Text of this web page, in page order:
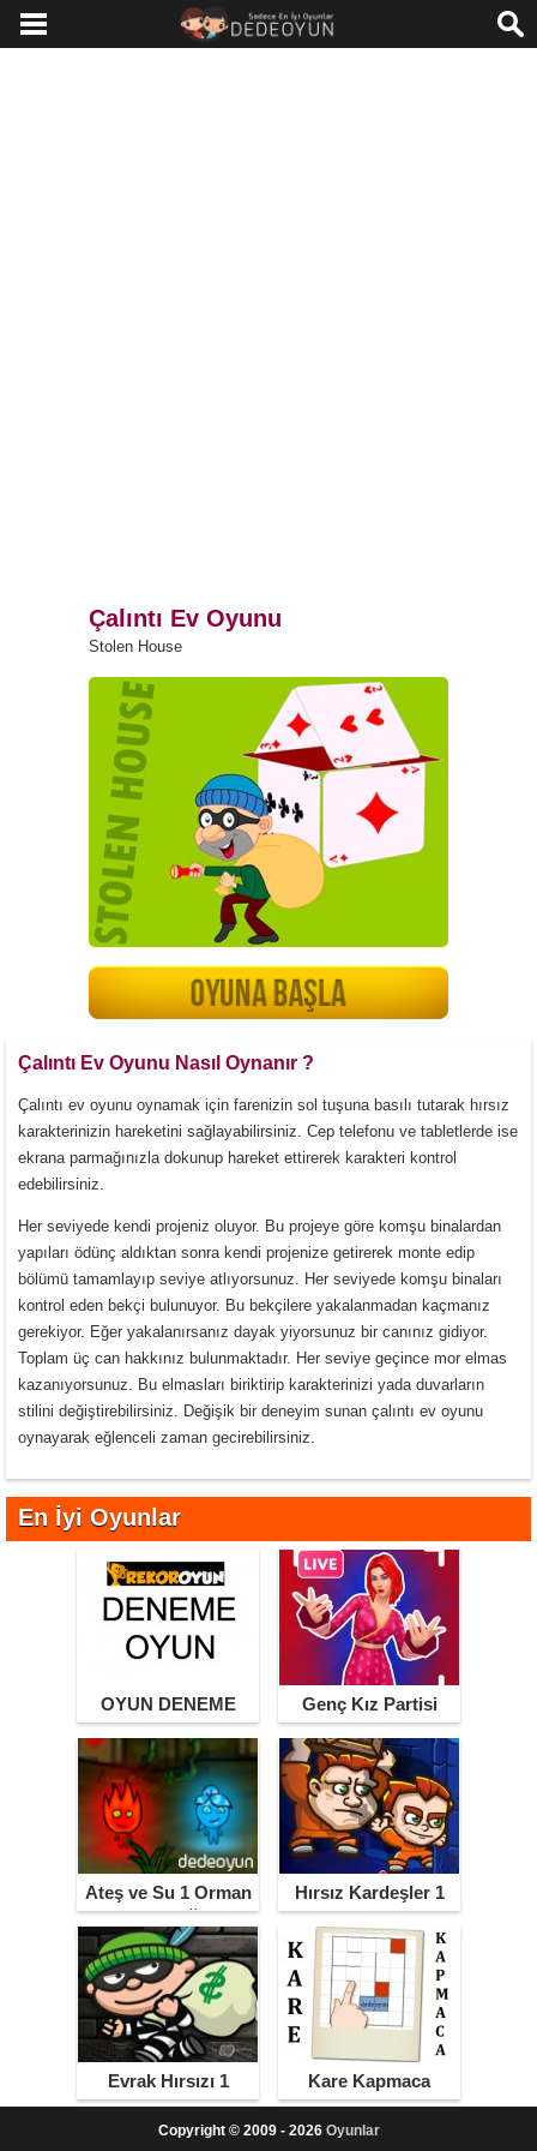
Çalıntı Ev Oyunu
Stolen House
Çalıntı Ev Oyunu Nasıl Oynanır ?
Çalıntı ev oyunu oynamak için farenizin sol tuşuna basılı tutarak hırsız
karakterinizin hareketini sağlayabilirsiniz. Cep telefonu ve tabletlerde ise
ekrana parmağınızla dokunup hareket ettirerek karakteri kontrol
edebilirsiniz.
Her seviyede kendi projeniz oluyor. Bu projeye göre komşu binalardan
yapıları ödünç aldıktan sonra kendi projenize getirerek monte edip
bölümü tamamlayıp seviye atlıyorsunuz. Her seviyede komşu binaları
kontrol eden bekçi bulunuyor. Bu bekçilere yakalanmadan kaçmanız
gerekiyor. Eğer yakalanırsanız dayak yiyorsunuz bir canınız gidiyor.
Toplam üç can hakkınız bulunmaktadır. Her seviye geçince mor elmas
kazanıyorsunuz. Bu elmasları biriktirip karakterinizi yada duvarların
stilini değiştirebilirsiniz. Değişik bir deneyim sunan çalıntı ev oyunu
oynayarak eğlenceli zaman gecirebilirsiniz.
En İyi Oyunlar
OYUN DENEME Genç Kız Partisi
Ateş ve Su 1 Orman
Tapınağı
Hırsız Kardeşler 1
Evrak Hırsızı 1 Kare Kapmaca
Copyright © 2009 - 2026 Oyunlar